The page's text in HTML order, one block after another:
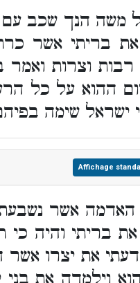
משה הנך שכב
את בריתי אשר
רבות וצרות
ההוא על כל
ישראל שימה
Affichage
האדמה אשר
את בריתי והיה
את יצרו